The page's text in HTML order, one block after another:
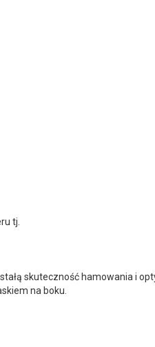
tj.
skuteczność hamowania i
na boku.